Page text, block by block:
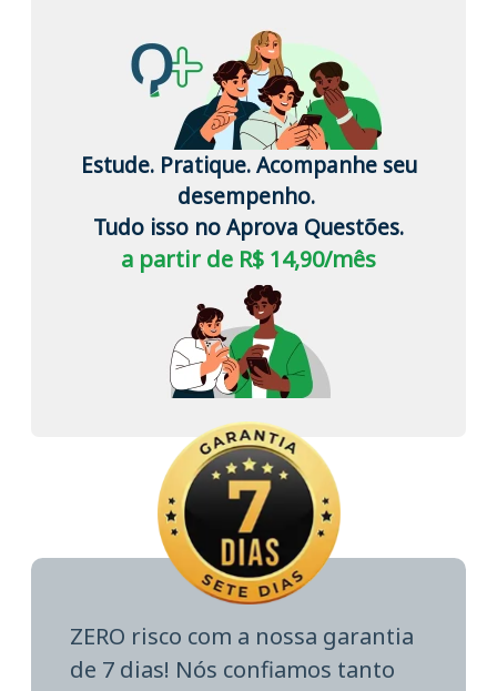
Estude. Pratique. Acompanhe seu
desempenho.
Tudo isso no Aprova Questões.
a partir de R$ 14,90/mês
ZERO risco com a nossa garantia
de 7 dias! Nós confiamos tanto